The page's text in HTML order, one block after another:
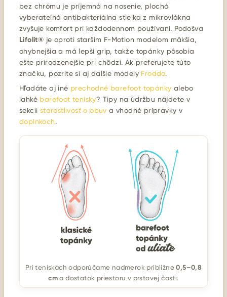
bez chrómu je príjemná na nosenie, plochá
vyberateľná antibakteriálna stielka z mikrovlákna
zvyšuje komfort pri každodennom používaní. Podošva
Lifolit® je oproti starším F-Motion modelom mäkšia,
ohybnejšia a má lepší grip, takže topánky pôsobia
ešte prirodzenejšie pri chôdzi. Ak preferujete túto
značku, pozrite si aj ďalšie modely Froddo.
Hľadáte aj iné prechodné barefoot topánky alebo
ľahké barefoot tenisky? Tipy na údržbu nájdete v
sekcii starostlivosť o obuv a vhodné prípravky v
doplnkoch.
Pri teniskách odporúčame nadmerok približne0,5–0,8
cm a dostatok priestoru v prstovej časti.